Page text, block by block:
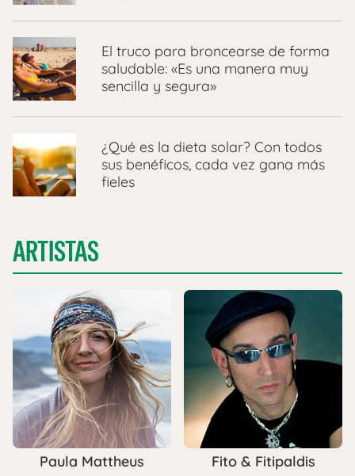
El truco para broncearse de forma
saludable: «Es una manera muy
sencilla y segura»
¿Qué es la dieta solar? Con todos
sus benéficos, cada vez gana más
fieles
ARTISTAS
Paula Mattheus Fito & Fitipaldis